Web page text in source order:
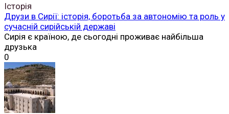
Історія
Друзи в Сирії: історія, боротьба за автономію та роль у
сучасній сирійській державі
Сирія є країною, де сьогодні проживає найбільша
друзька
0